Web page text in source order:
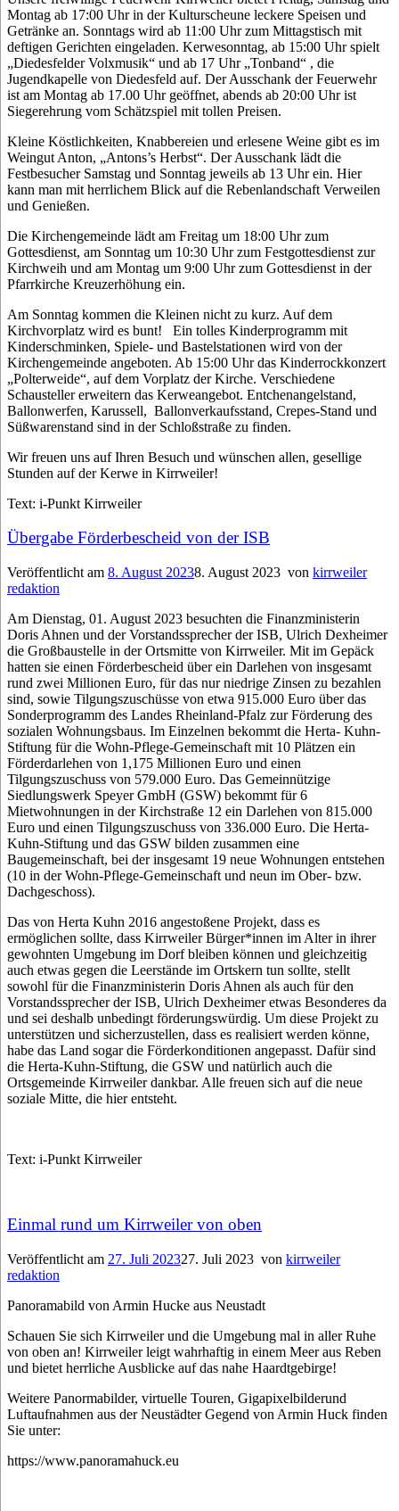
Montag ab 17:00 Uhr in der Kulturscheune leckere Speisen und
Getränke an. Sonntags wird ab 11:00 Uhr zum Mittagstisch mit
deftigen Gerichten eingeladen. Kerwesonntag, ab 15:00 Uhr spielt
„Diedesfelder Volxmusik“ und ab 17 Uhr „Tonband“ , die
Jugendkapelle von Diedesfeld auf. Der Ausschank der Feuerwehr
ist am Montag ab 17.00 Uhr geöffnet, abends ab 20:00 Uhr ist
Siegerehrung vom Schätzspiel mit tollen Preisen.
Kleine Köstlichkeiten, Knabbereien und erlesene Weine gibt es im
Weingut Anton, „Antons’s Herbst“. Der Ausschank lädt die
Festbesucher Samstag und Sonntag jeweils ab 13 Uhr ein. Hier
kann man mit herrlichem Blick auf die Rebenlandschaft Verweilen
und Genießen.
Die Kirchengemeinde lädt am Freitag um 18:00 Uhr zum
Gottesdienst, am Sonntag um 10:30 Uhr zum Festgottesdienst zur
Kirchweih und am Montag um 9:00 Uhr zum Gottesdienst in der
Pfarrkirche Kreuzerhöhung ein.
Am Sonntag kommen die Kleinen nicht zu kurz. Auf dem
Kirchvorplatz wird es bunt! Ein tolles Kinderprogramm mit
Kinderschminken, Spiele- und Bastelstationen wird von der
Kirchengemeinde angeboten. Ab 15:00 Uhr das Kinderrockkonzert
„Polterweide“, auf dem Vorplatz der Kirche. Verschiedene
Schausteller erweitern das Kerweangebot. Entchenangelstand,
Ballonwerfen, Karussell, Ballonverkaufsstand, Crepes-Stand und
Süßwarenstand sind in der Schloßstraße zu finden.
Wir freuen uns auf Ihren Besuch und wünschen allen, gesellige
Stunden auf der Kerwe in Kirrweiler!
Text: i-Punkt Kirrweiler
Übergabe Förderbescheid von der ISB
Veröffentlicht am 8. August 20238. August 2023 von kirrweiler
redaktion
Am Dienstag, 01. August 2023 besuchten die Finanzministerin
Doris Ahnen und der Vorstandssprecher der ISB, Ulrich Dexheimer
die Großbaustelle in der Ortsmitte von Kirrweiler. Mit im Gepäck
hatten sie einen Förderbescheid über ein Darlehen von insgesamt
rund zwei Millionen Euro, für das nur niedrige Zinsen zu bezahlen
sind, sowie Tilgungszuschüsse von etwa 915.000 Euro über das
Sonderprogramm des Landes Rheinland-Pfalz zur Förderung des
sozialen Wohnungsbaus. Im Einzelnen bekommt die Herta- Kuhn-
Stiftung für die Wohn-Pflege-Gemeinschaft mit 10 Plätzen ein
Förderdarlehen von 1,175 Millionen Euro und einen
Tilgungszuschuss von 579.000 Euro. Das Gemeinnützige
Siedlungswerk Speyer GmbH (GSW) bekommt für 6
Mietwohnungen in der Kirchstraße 12 ein Darlehen von 815.000
Euro und einen Tilgungszuschuss von 336.000 Euro. Die Herta-
Kuhn-Stiftung und das GSW bilden zusammen eine
Baugemeinschaft, bei der insgesamt 19 neue Wohnungen entstehen
(10 in der Wohn-Pflege-Gemeinschaft und neun im Ober- bzw.
Dachgeschoss).
Das von Herta Kuhn 2016 angestoßene Projekt, dass es
ermöglichen sollte, dass Kirrweiler Bürger*innen im Alter in ihrer
gewohnten Umgebung im Dorf bleiben können und gleichzeitig
auch etwas gegen die Leerstände im Ortskern tun sollte, stellt
sowohl für die Finanzministerin Doris Ahnen als auch für den
Vorstandssprecher der ISB, Ulrich Dexheimer etwas Besonderes da
und sei deshalb unbedingt förderungswürdig. Um diese Projekt zu
unterstützen und sicherzustellen, dass es realisiert werden könne,
habe das Land sogar die Förderkonditionen angepasst. Dafür sind
die Herta-Kuhn-Stiftung, die GSW und natürlich auch die
Ortsgemeinde Kirrweiler dankbar. Alle freuen sich auf die neue
soziale Mitte, die hier entsteht.
Text: i-Punkt Kirrweiler
Einmal rund um Kirrweiler von oben
Veröffentlicht am 27. Juli 202327. Juli 2023 von kirrweiler
redaktion
Panoramabild von Armin Hucke aus Neustadt
Schauen Sie sich Kirrweiler und die Umgebung mal in aller Ruhe
von oben an! Kirrweiler leigt wahrhaftig in einem Meer aus Reben
und bietet herrliche Ausblicke auf das nahe Haardtgebirge!
Weitere Panormabilder, virtuelle Touren, Gigapixelbilderund
Luftaufnahmen aus der Neustädter Gegend von Armin Huck finden
Sie unter:
https://www.panoramahuck.eu